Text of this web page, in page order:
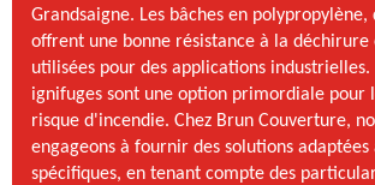
Grandsaigne. Les bâches en polypropylène,
offrent une bonne résistance à la déchirure
utilisées pour des applications industrielles.
ignifuges sont une option primordiale pour
risque d'incendie. Chez Brun Couverture,
engageons à fournir des solutions adaptées
spécifiques, en tenant compte des